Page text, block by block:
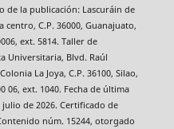
de la publicación: Lascuráin de
centro, C.P. 36000, Guanajuato,
ext. 5814. Taller de
Universitaria, Blvd. Raúl
La Joya, C.P. 36100, Silao,
06, ext. 1040. Fecha de última
de 2026. Certificado de
núm. 15244, otorgado